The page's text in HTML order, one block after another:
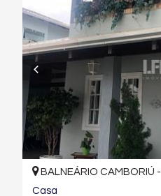
BALNEÁRIO CAMBORIÚ -
Casa